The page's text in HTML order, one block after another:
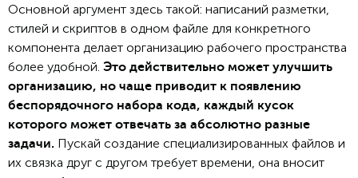
Основной аргумент здесь такой: написаний разметки,
стилей и скриптов в одном файле для конкретного
компонента делает организацию рабочего пространства
более удобной. Это действительно может улучшить
организацию, но чаще приводит к появлению
беспорядочного набора кода, каждый кусок
которого может отвечать за абсолютно разные
задачи. Пускай создание специализированных файлов и
их связка друг с другом требует времени, она вносит